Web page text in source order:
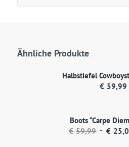
Ähnliche Produkte
Halbstiefel
€ 59,99
Boots “Carpe
€ 59,99 €